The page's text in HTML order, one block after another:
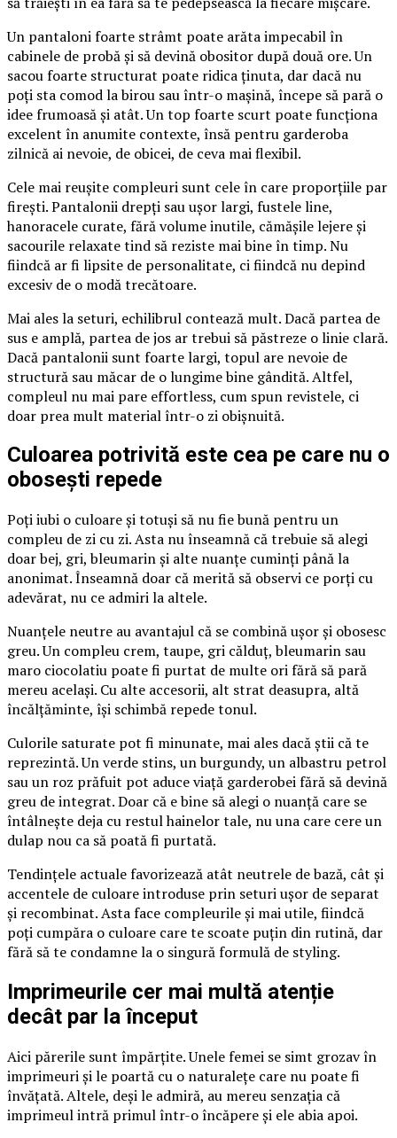
Un pantaloni foarte strâmt poate arăta impecabil în
cabinele de probă și să devină obositor după două ore. Un
sacou foarte structurat poate ridica ținuta, dar dacă nu
poți sta comod la birou sau într-o mașină, începe să pară o
idee frumoasă și atât. Un top foarte scurt poate funcționa
excelent în anumite contexte, însă pentru garderoba
zilnică ai nevoie, de obicei, de ceva mai flexibil.
Cele mai reușite compleuri sunt cele în care proporțiile par
firești. Pantalonii drepți sau ușor largi, fustele line,
hanoracele curate, fără volume inutile, cămășile lejere și
sacourile relaxate tind să reziste mai bine în timp. Nu
fiindcă ar fi lipsite de personalitate, ci fiindcă nu depind
excesiv de o modă trecătoare.
Mai ales la seturi, echilibrul contează mult. Dacă partea de
sus e amplă, partea de jos ar trebui să păstreze o linie clară.
Dacă pantalonii sunt foarte largi, topul are nevoie de
structură sau măcar de o lungime bine gândită. Altfel,
compleul nu mai pare effortless, cum spun revistele, ci
doar prea mult material într-o zi obișnuită.
Culoarea potrivită este cea pe care nu o
obosești repede
Poți iubi o culoare și totuși să nu fie bună pentru un
compleu de zi cu zi. Asta nu înseamnă că trebuie să alegi
doar bej, gri, bleumarin și alte nuanțe cuminți până la
anonimat. Înseamnă doar că merită să observi ce porți cu
adevărat, nu ce admiri la altele.
Nuanțele neutre au avantajul că se combină ușor și obosesc
greu. Un compleu crem, taupe, gri călduț, bleumarin sau
maro ciocolatiu poate fi purtat de multe ori fără să pară
mereu același. Cu alte accesorii, alt strat deasupra, altă
încălțăminte, își schimbă repede tonul.
Culorile saturate pot fi minunate, mai ales dacă știi că te
reprezintă. Un verde stins, un burgundy, un albastru petrol
sau un roz prăfuit pot aduce viață garderobei fără să devină
greu de integrat. Doar că e bine să alegi o nuanță care se
întâlnește deja cu restul hainelor tale, nu una care cere un
dulap nou ca să poată fi purtată.
Tendințele actuale favorizează atât neutrele de bază, cât și
accentele de culoare introduse prin seturi ușor de separat
și recombinat. Asta face compleurile și mai utile, fiindcă
poți cumpăra o culoare care te scoate puțin din rutină, dar
fără să te condamne la o singură formulă de styling.
Imprimeurile cer mai multă atenție
decât par la început
Aici părerile sunt împărțite. Unele femei se simt grozav în
imprimeuri și le poartă cu o naturalețe care nu poate fi
învățată. Altele, deși le admiră, au mereu senzația că
imprimeul intră primul într-o încăpere și ele abia apoi.